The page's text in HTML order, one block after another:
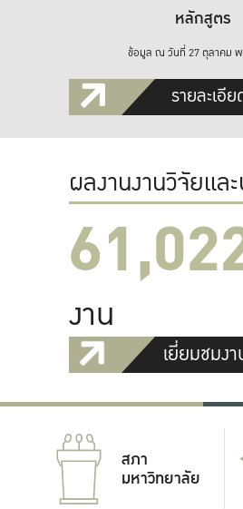
หลักสูตร
ข้อมูล ณ วันที่ 27 ตุลาคม
รายละเอี
ผลงานงานวิจัยแล
งาน
เยี่ยมชมง
สภา
มหาวิทยาลัย